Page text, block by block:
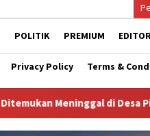
POLITIK PREMIUM
Privacy Policy Terms &
Piong Kabupaten Bima